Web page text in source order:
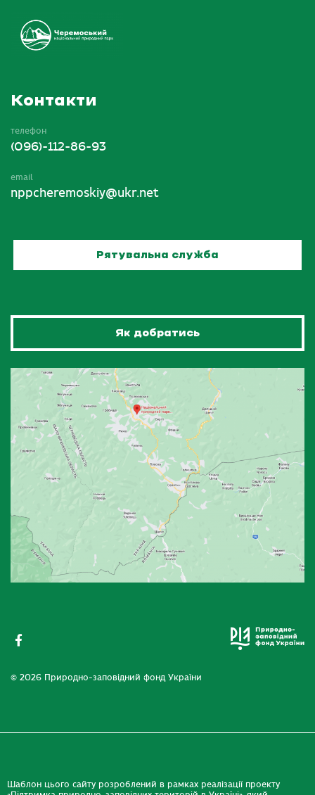
Контакти
телефон
(096)-112-86-93
email
nppcheremoskiy@ukr.net
Рятувальна служба
Як добратись
© 2026 Природно-заповідний фонд України
Шаблон цього сайту розроблений в рамках реалізації проекту